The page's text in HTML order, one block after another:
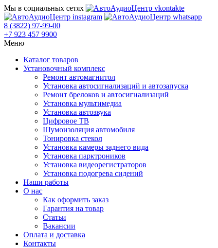
Мы в социальных сетях
8 (3822) 97-99-00
+7 923 457 9900
Меню
Каталог товаров
Установочный комплекс
Ремонт автомагнитол
Установка автосигнализаций и автозапуска
Ремонт брелоков и автосигнализаций
Установка мультимедиа
Установка автозвука
Цифровое ТВ
Шумоизоляция автомобиля
Тонировка стекол
Установка камеры заднего вида
Установка парктроников
Установка видеорегистраторов
Установка подогрева сидений
Наши работы
О нас
Как оформить заказ
Гарантия на товар
Статьи
Вакансии
Оплата и доставка
Контакты